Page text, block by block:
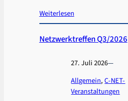
Weiterlesen
Netzwerktreffen Q3/2026
27. Juli 2026—
Allgemein, C-NET-
Veranstaltungen